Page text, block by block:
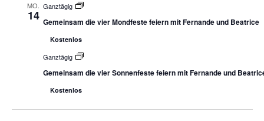
MO.
14
Ganztägig
Gemeinsam die vier Mondfeste feiern mit Fernande und Beatrice
Kostenlos
Ganztägig
Gemeinsam die vier Sonnenfeste feiern mit Fernande und
Kostenlos